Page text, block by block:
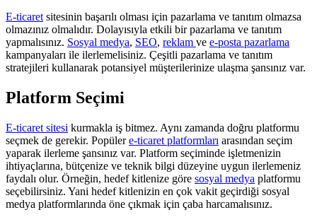
E-ticaret sitesinin başarılı olması için pazarlama ve tanıtım olmazsa
olmazınız olmalıdır. Dolayısıyla etkili bir pazarlama ve tanıtım
yapmalısınız. Sosyal medya, SEO, reklam ve e-posta pazarlama
kampanyaları ile ilerlemelisiniz. Çeşitli pazarlama ve tanıtım
stratejileri kullanarak potansiyel müşterilerinize ulaşma şansınız var.
Platform Seçimi
E-ticaret sitesi kurmakla iş bitmez. Aynı zamanda doğru platformu
seçmek de gerekir. Popülere-ticaret platformları arasından seçim
yaparak ilerleme şansınız var. Platform seçiminde işletmenizin
ihtiyaçlarına, bütçenize ve teknik bilgi düzeyine uygun ilerlemeniz
faydalı olur. Örneğin, hedef kitlenize göre sosyal medya platformu
seçebilirsiniz. Yani hedef kitlenizin en çok vakit geçirdiği sosyal
medya platformlarında öne çıkmak için çaba harcamalısınız.